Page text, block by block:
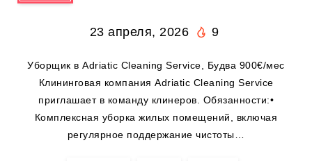
23 апреля, 2026 9
Уборщик в Adriatic Cleaning Service, Будва 900€/мес
Клининговая компания Adriatic Cleaning Service
приглашает в команду клинеров. Обязанности:•
Комплексная уборка жилых помещений, включая
регулярное поддержание чистоты…